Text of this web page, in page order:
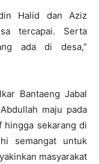
Halid dan Aziz
tercapai. Serta
ada di desa,”
Bantaeng Jabal
maju pada
hingga sekarang di
semangat untuk
masyarakat